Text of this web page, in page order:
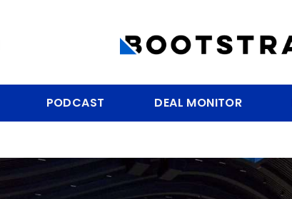
PODCAST DEAL MONITOR